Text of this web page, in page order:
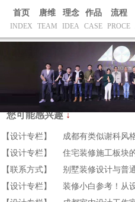
首页
INDEX
唐维
TEAM
理念
IDEA
作品
CASE
流程
PROCE
您可能感兴趣 ↓
【设计专栏】
成都有类似谢科风
【设计专栏】
住宅装修施工板块
【联系方式】
别墅装修设计与普
【设计专栏】
装修小白参考！从